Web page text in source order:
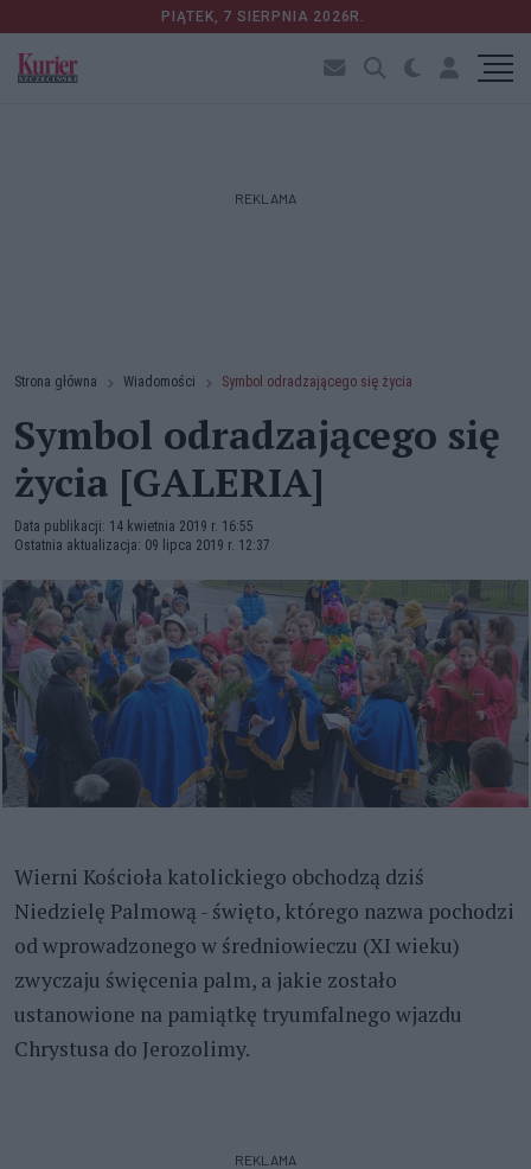
PIĄTEK, 7 SIERPNIA 2026R.
REKLAMA
Strona główna Wiadomości Symbol odradzającego się życia
Symbol odradzającego się
życia [GALERIA]
Data publikacji: 14 kwietnia 2019 r. 16:55
Ostatnia aktualizacja: 09 lipca 2019 r. 12:37
Wierni Kościoła katolickiego obchodzą dziś
Niedzielę Palmową - święto, którego nazwa pochodzi
od wprowadzonego w średniowieczu (XI wieku)
zwyczaju święcenia palm, a jakie zostało
ustanowione na pamiątkę tryumfalnego wjazdu
Chrystusa do Jerozolimy.
REKLAMA